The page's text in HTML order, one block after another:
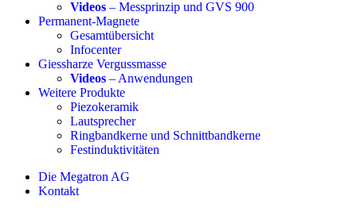
Videos – Messprinzip und GVS 900
Permanent-Magnete
Gesamtübersicht
Infocenter
Giessharze Vergussmasse
Videos – Anwendungen
Weitere Produkte
Piezokeramik
Lautsprecher
Ringbandkerne und Schnittbandkerne
Festinduktivitäten
Die Megatron AG
Kontakt